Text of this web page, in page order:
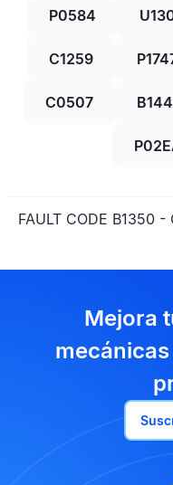
P0584
C1259
C0507
FAULT CODE B1350 -
Mejora